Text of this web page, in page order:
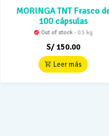
MORINGA TNT Frasco
100 cápsulas
Out of stock - 0.5 kg
S/150.00
Leer más